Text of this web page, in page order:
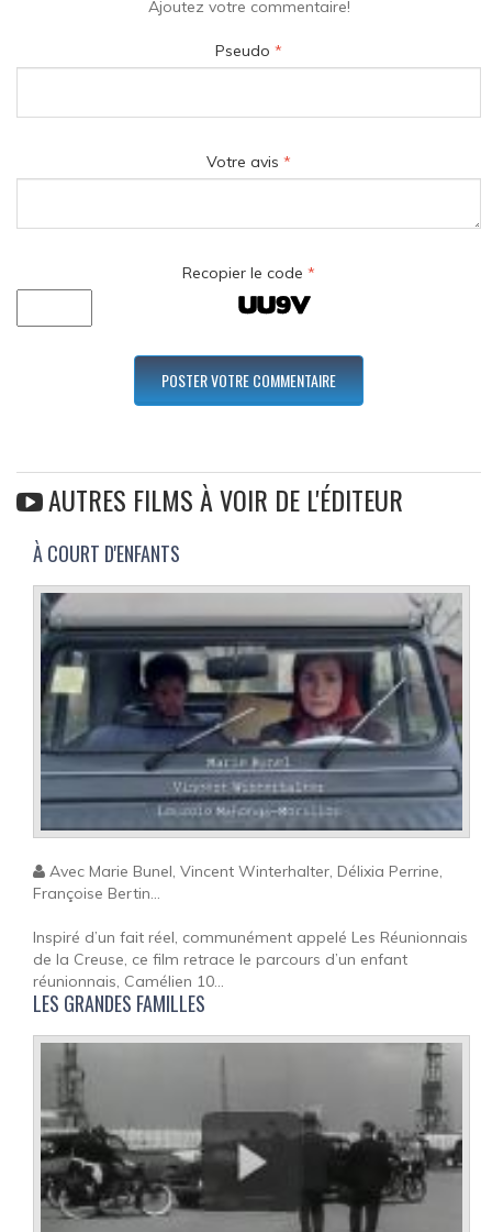
Ajoutez votre commentaire!
Pseudo *
Votre avis *
Recopier le code *
AUTRES FILMS À VOIR DE L'ÉDITEUR
À COURT D'ENFANTS
Avec Marie Bunel, Vincent Winterhalter, Délixia Perrine,
Françoise Bertin...
Inspiré d’un fait réel, communément appelé Les Réunionnais
de la Creuse, ce film retrace le parcours d’un enfant
réunionnais, Camélien 10...
LES GRANDES FAMILLES